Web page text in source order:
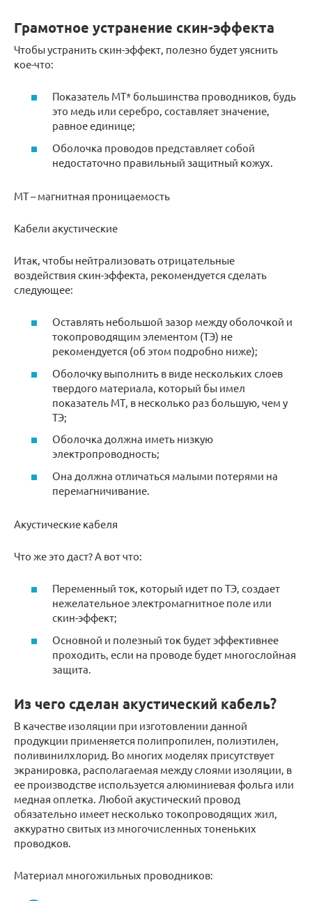
Грамотное устранение скин-эффекта
Чтобы устранить скин-эффект, полезно будет уяснить
кое-что:
Показатель МТ* большинства проводников, будь
это медь или серебро, составляет значение,
равное единице;
Оболочка проводов представляет собой
недостаточно правильный защитный кожух.
МТ – магнитная проницаемость
Кабели акустические
Итак, чтобы нейтрализовать отрицательные
воздействия скин-эффекта, рекомендуется сделать
следующее:
Оставлять небольшой зазор между оболочкой и
токопроводящим элементом (ТЭ) не
рекомендуется (об этом подробно ниже);
Оболочку выполнить в виде нескольких слоев
твердого материала, который бы имел
показатель МТ, в несколько раз большую, чем у
ТЭ;
Оболочка должна иметь низкую
электропроводность;
Она должна отличаться малыми потерями на
перемагничивание.
Акустические кабеля
Что же это даст? А вот что:
Переменный ток, который идет по ТЭ, создает
нежелательное электромагнитное поле или
скин-эффект;
Основной и полезный ток будет эффективнее
проходить, если на проводе будет многослойная
защита.
Из чего сделан акустический кабель?
В качестве изоляции при изготовлении данной
продукции применяется полипропилен, полиэтилен,
поливинилхлорид. Во многих моделях присутствует
экранировка, располагаемая между слоями изоляции, в
ее производстве используется алюминиевая фольга или
медная оплетка. Любой акустический провод
обязательно имеет несколько токопроводящих жил,
аккуратно свитых из многочисленных тоненьких
проводков.
Материал многожильных проводников: